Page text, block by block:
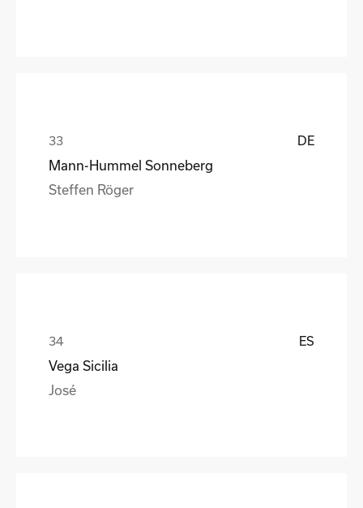
DE
Mann-Hummel Sonneberg
Steffen Röger
ES
Vega Sicilia
José